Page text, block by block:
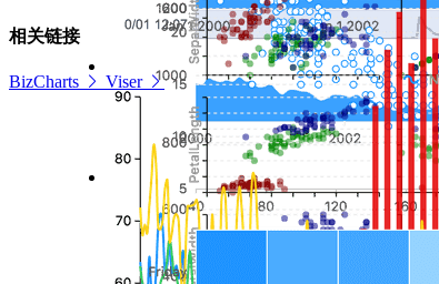
相关链接
BizCharts Viser